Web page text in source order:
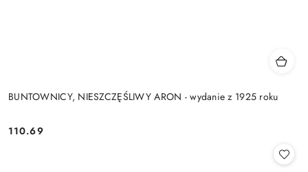
BUNTOWNICY, NIESZCZĘŚLIWY ARON - wydanie z 1925 roku
Cena:
110.69